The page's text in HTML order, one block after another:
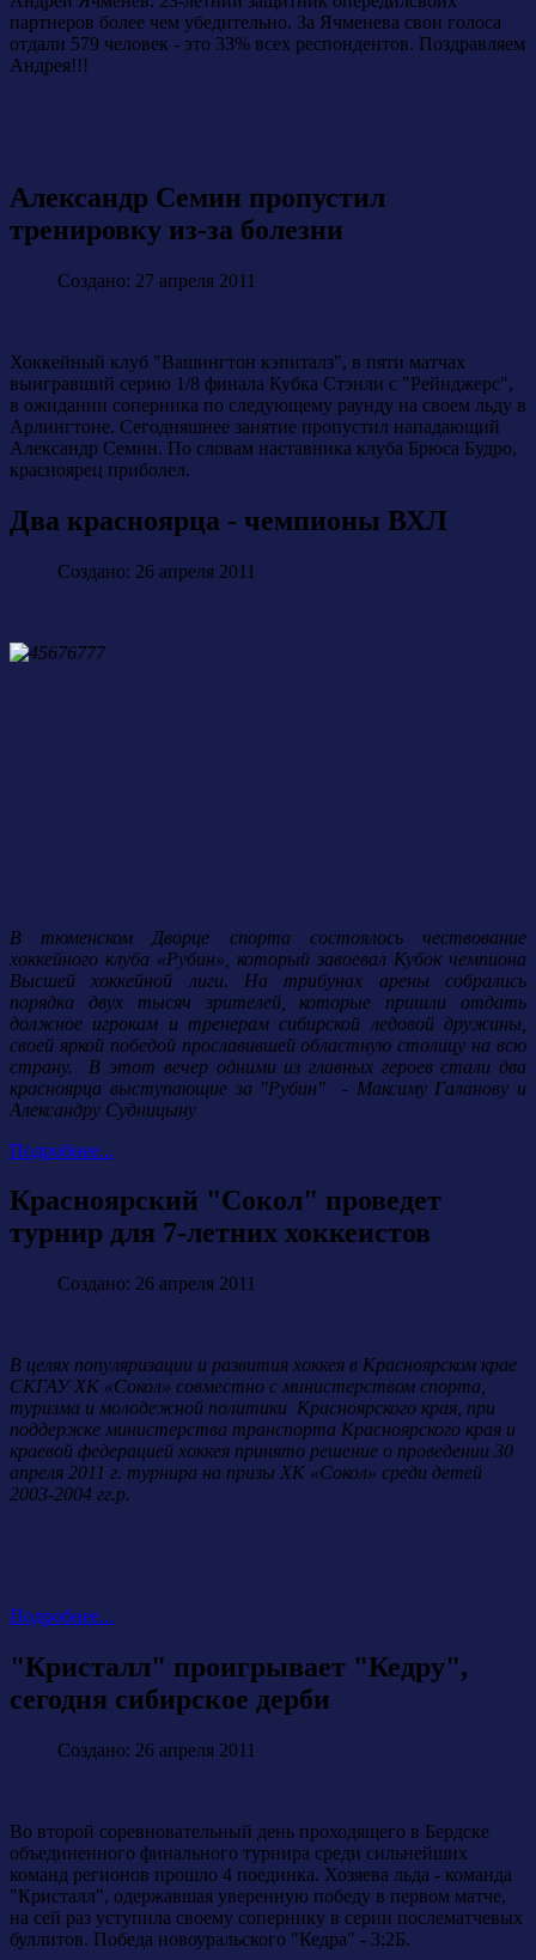
партнеров более чем убедительно. За Ячменева свои голоса
отдали 579 человек - это 33% всех респондентов. Поздравляем
Андрея!!!
Александр Семин пропустил
тренировку из-за болезни
Создано: 27 апреля 2011
Хоккейный клуб "Вашингтон кэпиталз", в пяти матчах
выигравший серию 1/8 финала Кубка Стэнли с "Рейнджерс",
в ожидании соперника по следующему раунду на своем льду в
Арлингтоне. Сегодняшнее занятие пропустил нападающий
Александр Семин. По словам наставника клуба Брюса Будро,
красноярец приболел.
Два красноярца - чемпионы ВХЛ
Создано: 26 апреля 2011
В тюменском Дворце спорта состоялось чествование
хоккейного клуба «Рубин», который завоевал Кубок чемпиона
Высшей хоккейной лиги. На трибунах арены собрались
порядка двух тысяч зрителей, которые пришли отдать
должное игрокам и тренерам сибирской ледовой дружины,
своей яркой победой прославившей областную столицу на всю
страну. В этот вечер одними из главных героев стали два
красноярца выступающие за "Рубин" - Максиму Галанову и
Александру Судницыну
Подробнее...
Красноярский "Сокол" проведет
турнир для 7-летних хоккеистов
Создано: 26 апреля 2011
В целях популяризации и развития хоккея в Красноярском крае
СКГАУ ХК «Сокол» совместно с министерством спорта,
туризма и молодежной политики Красноярского края, при
поддержке министерства транспорта Красноярского края и
краевой федерацией хоккея принято решение о проведении 30
апреля 2011 г. турнира на призы ХК «Сокол» среди детей
2003-2004 гг.р.
Подробнее...
"Кристалл" проигрывает "Кедру",
сегодня сибирское дерби
Создано: 26 апреля 2011
Во второй соревновательный день проходящего в Бердске
объединенного финального турнира среди сильнейших
команд регионов прошло 4 поединка. Хозяева льда - команда
"Кристалл", одержавшая уверенную победу в первом матче,
на сей раз уступила своему сопернику в серии послематчевых
буллитов. Победа новоуральского "Кедра" - 3:2Б.